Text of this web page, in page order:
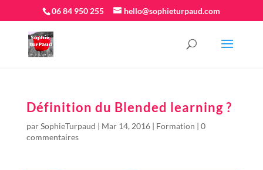
06 84 950 255 hello@sophieturpaud.com
Définition du Blended learning ?
parSophieTurpaud | Mar 14, 2016| Formation | 0
commentaires